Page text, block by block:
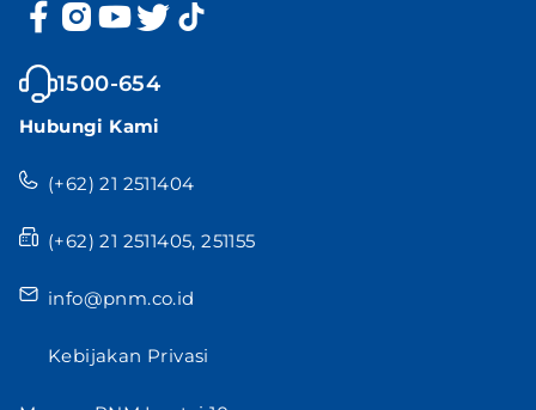
1500-654
Hubungi Kami
(+62) 21 2511404
(+62) 21 2511405, 251155
info@pnm.co.id
Kebijakan Privasi